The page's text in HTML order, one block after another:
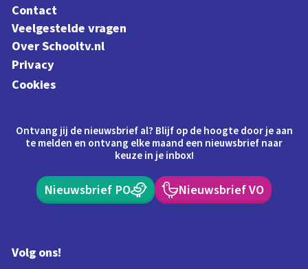
Contact
Veelgestelde vragen
Over Schooltv.nl
Privacy
Cookies
Ontvang jij de nieuwsbrief al? Blijf op de hoogte door je aan
te melden en ontvang elke maand een nieuwsbrief naar
keuze in je inbox!
Nieuwsbrief PO Nieuwsbrief VO
Volg ons!